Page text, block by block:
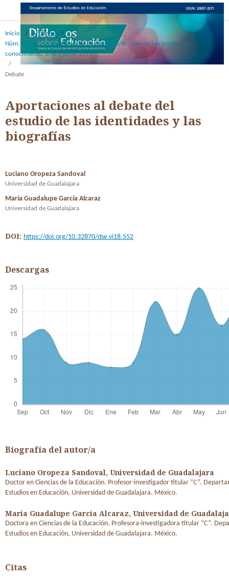
Inicio / Archivos
/
Núm. 18 (10): Biografía social de maestros/as: nuevos horizontes de
conocimiento. Enero-junio 2019
/
Debate
Aportaciones al debate del
estudio de las identidades y las
biografías
Luciano Oropeza Sandoval
Universidad de Guadalajara
María Guadalupe García Alcaraz
Universidad de Guadalajara
DOI: https://doi.org/10.32870/dse.vi18.552
Descargas
Biografía del autor/a
Luciano Oropeza Sandoval, Universidad de Guadalajara
Doctor en Ciencias de la Educación. Profesor-investigador titular “C”.
Estudios en Educación, Universidad de Guadalajara. México.
María Guadalupe García Alcaraz, Universidad de
Doctora en Ciencias de la Educación. Profesora-investigadora titular “C”.
Estudios en Educación, Universidad de Guadalajara. México.
Citas